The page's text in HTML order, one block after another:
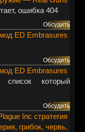
ошибка 404
Обсудить
ED Embrasures
Обсудить
ED Embrasures
список который
Обсудить
Inc стратегия
грибок, червь,